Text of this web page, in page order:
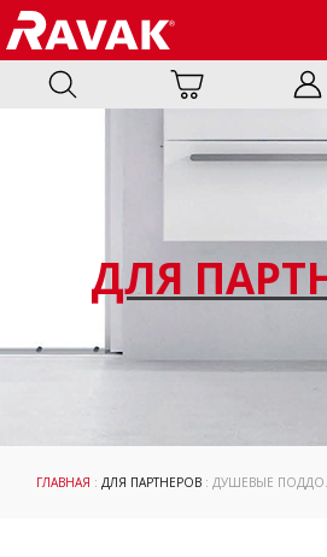
ДЛЯ
ГЛАВНАЯ : ДЛЯ ПАРТНЕРОВ : ДУШЕВЫЕ ПОДДОНЫ